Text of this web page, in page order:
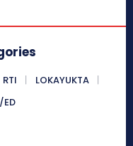
RTI
LOKAYUKTA
ED